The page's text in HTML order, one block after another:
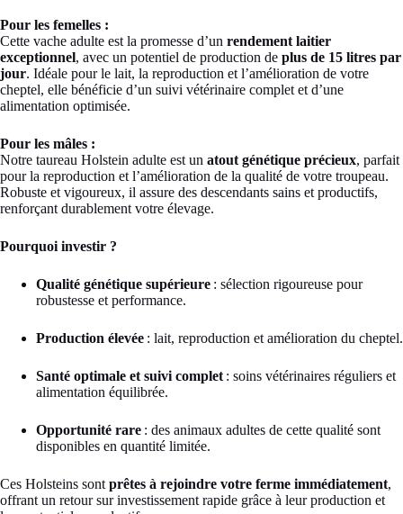
Pour les femelles :
Cette vache adulte est la promesse d’un rendement laitier
exceptionnel, avec un potentiel de production de plus de 15 litres par
jour. Idéale pour le lait, la reproduction et l’amélioration de votre
cheptel, elle bénéficie d’un suivi vétérinaire complet et d’une
alimentation optimisée.
Pour les mâles :
Notre taureau Holstein adulte est un atout génétique précieux, parfait
pour la reproduction et l’amélioration de la qualité de votre troupeau.
Robuste et vigoureux, il assure des descendants sains et productifs,
renforçant durablement votre élevage.
Pourquoi investir ?
Qualité génétique supérieure : sélection rigoureuse pour
robustesse et performance.
Production élevée : lait, reproduction et amélioration du cheptel.
Santé optimale et suivi complet : soins vétérinaires réguliers et
alimentation équilibrée.
Opportunité rare : des animaux adultes de cette qualité sont
disponibles en quantité limitée.
Ces Holsteins sont prêtes à rejoindre votre ferme immédiatement,
offrant un retour sur investissement rapide grâce à leur production et